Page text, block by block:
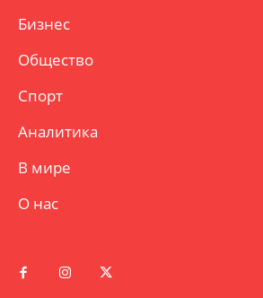
Бизнес
Общество
Спорт
Аналитика
В мире
О нас